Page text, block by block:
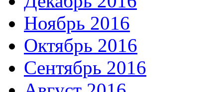
Ноябрь 2016
Октябрь 2016
Сентябрь 2016